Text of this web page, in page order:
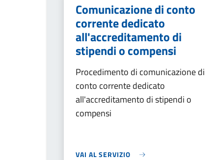
Comunicazione di conto
corrente dedicato
all'accreditamento di
stipendi o compensi
Procedimento di comunicazione di
conto corrente dedicato
all'accreditamento di stipendi o
compensi
VAI AL SERVIZIO